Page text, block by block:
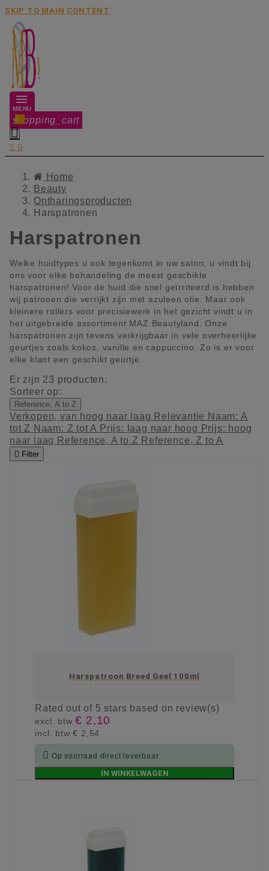
SKIP TO MAIN CONTENT
MENU
shopping_cart
0

 0
Home
Beauty
Ontharingsproducten
Harspatronen
Harspatronen
Welke huidtypes u ook tegenkomt in uw salon, u vindt bij
ons voor elke behandeling de meest geschikte
harspatronen! Voor de huid die snel geïrriteerd is hebben
wij patronen die verrijkt zijn met azuleen olie. Maar ook
kleinere rollers voor precisiewerk in het gezicht vindt u in
het uitgebreide assortiment MAZ Beautyland. Onze
harspatronen zijn tevens verkrijgbaar in vele overheerlijke
geurtjes zoals kokos, vanille en cappuccino. Zo is er voor
elke klant een geschikt geurtje.
Er zijn 23 producten.
Sorteer op:
Reference, A to Z
Verkopen, van hoog naar laag Relevantie Naam: A
tot Z Naam: Z tot A Prijs: laag naar hoog Prijs: hoog
naar laag Reference, A to Z Reference, Z to A
 Filter
Harspatroon Breed Geel 100ml
Ratedout of 5 stars based on review(s)
excl. btw€ 2,10
incl. btw€ 2,54
 Op voorraad direct leverbaar
IN WINKELWAGEN